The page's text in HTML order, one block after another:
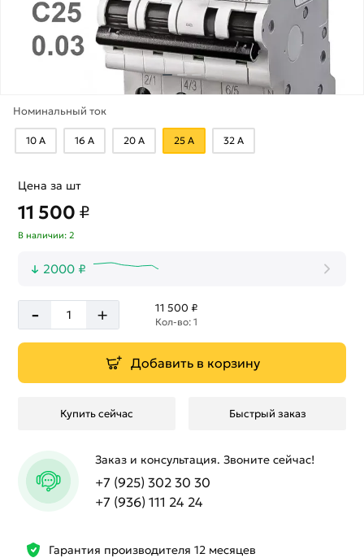
Номинальный ток
10 А 16 А 20 А 25 А 32 А
Гарантия производителя 12 месяцев
Цена за шт
11 500 ₽
В наличии: 2
2000 ₽
- + 11 500 ₽
Кол-во: 1
Добавить в корзину
Купить сейчас Быстрый заказ
Заказ и консультация. Звоните сейчас!
+7 (925) 302 30 30
+7 (936) 111 24 24